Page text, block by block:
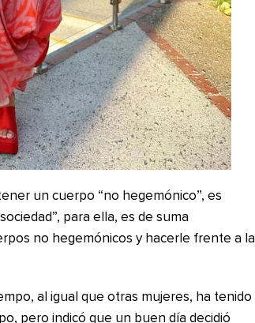
un cuerpo “no hegemónico”, es
para ella, es de suma
no hegemónicos y hacerle frente a la
al igual que otras mujeres, ha tenido
pero indicó que un buen día decidió